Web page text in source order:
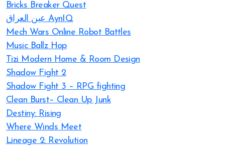
Bricks Breaker Quest
عين العراق AynIQ
Mech Wars Online Robot Battles
Music Ballz Hop
Tizi Modern Home & Room Design
Shadow Fight 2
Shadow Fight 3 – RPG fighting
Clean Burst– Clean Up Junk
Destiny: Rising
Where Winds Meet
Lineage 2: Revolution